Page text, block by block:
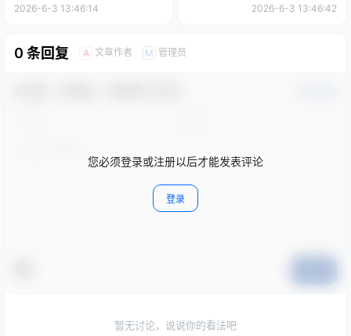
2026-6-3 13:46:14 2026-6-3 13:46:42
0 条回复 A 文章作者 M 管理员
您必须登录或注册以后才能发表评论
登录
暂无讨论，说说你的看法吧